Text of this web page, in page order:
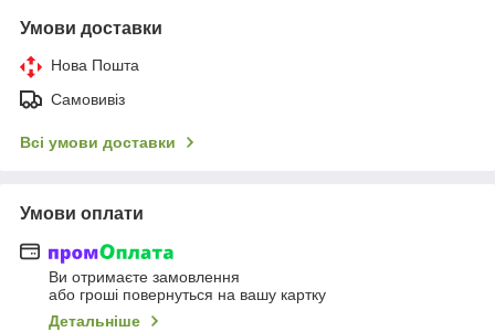
Умови доставки
Нова Пошта
Самовивіз
Всі умови доставки
Умови оплати
Ви отримаєте замовлення
або гроші повернуться на вашу картку
Детальніше